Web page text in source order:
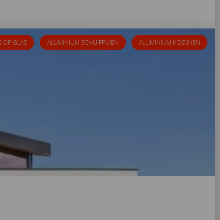
OP GLAS ALUMINIUM SCHUIFPUIEN ALUMINIUM KOZIJNEN